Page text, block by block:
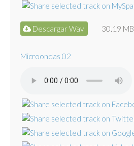
Descargar Wav 30.19 MB
Microondas 02